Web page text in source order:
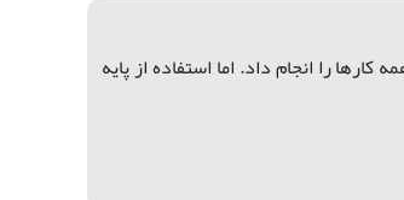
کارها را انجام داد. اما استفاده از پايه